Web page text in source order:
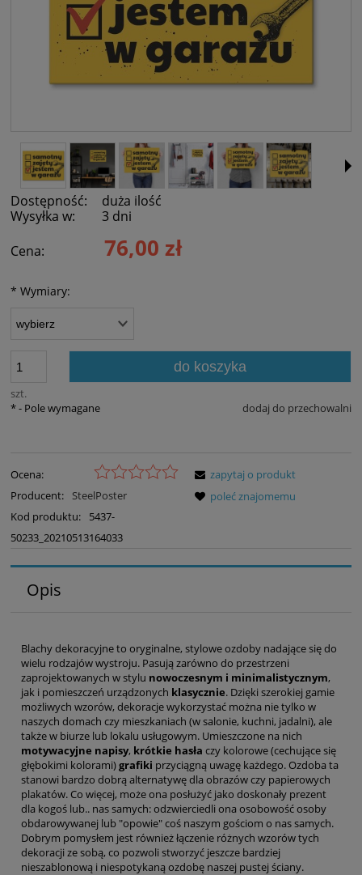
Dostępność:
duża ilość
Wysyłka w:
3 dni
Cena:
76,00 zł
* Wymiary:
szt.
do koszyka
dodaj do przechowalni
*- Pole wymagane
Ocena:
Producent:
SteelPoster
Kod produktu:
5437-
50233_20210513164033
zapytaj o produkt
poleć znajomemu
Opis
Blachy dekoracyjne to oryginalne, stylowe ozdoby nadające się do
wielu rodzajów wystroju. Pasują zarówno do przestrzeni
zaprojektowanych w stylu nowoczesnym i minimalistycznym,
jak i pomieszczeń urządzonych klasycznie. Dzięki szerokiej gamie
możliwych wzorów, dekoracje wykorzystać można nie tylko w
naszych domach czy mieszkaniach (w salonie, kuchni, jadalni), ale
także w biurze lub lokalu usługowym. Umieszczone na nich
motywacyjne napisy, krótkie hasła czy kolorowe (cechujące się
głębokimi kolorami)grafiki przyciągną uwagę każdego. Ozdoba ta
stanowi bardzo dobrą alternatywę dla obrazów czy papierowych
plakatów. Co więcej, może ona posłużyć jako doskonały prezent
dla kogoś lub.. nas samych: odzwierciedli ona osobowość osoby
obdarowywanej lub "opowie" coś naszym gościom o nas samych.
Dobrym pomysłem jest również łączenie różnych wzorów tych
dekoracji ze sobą, co pozwoli stworzyć jeszcze bardziej
nieszablonową i niespotykaną ozdobę naszej pustej ściany.